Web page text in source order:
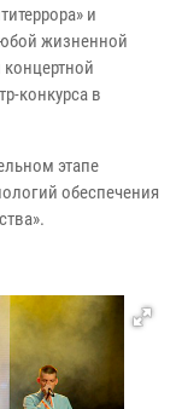
и
жизненной
конкурса в
этапе
обеспечения